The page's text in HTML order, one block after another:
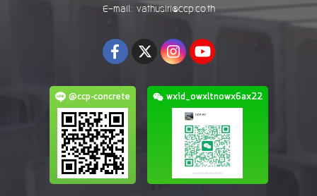
E-mail: vathusiri@ccp.co.th
@ccp-concrete wxid_owxltnowx6ax22